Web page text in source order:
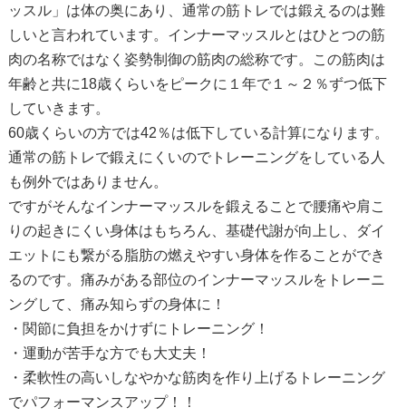
ッスル」は体の奥にあり、通常の筋トレでは鍛えるのは難
しいと言われています。インナーマッスルとはひとつの筋
肉の名称ではなく姿勢制御の筋肉の総称です。この筋肉は
年齢と共に18歳くらいをピークに１年で１～２％ずつ低下
していきます。
60歳くらいの方では42％は低下している計算になります。
通常の筋トレで鍛えにくいのでトレーニングをしている人
も例外ではありません。
ですがそんなインナーマッスルを鍛えることで腰痛や肩こ
りの起きにくい身体はもちろん、基礎代謝が向上し、ダイ
エットにも繋がる脂肪の燃えやすい身体を作ることができ
るのです。痛みがある部位のインナーマッスルをトレーニ
ングして、痛み知らずの身体に！
・関節に負担をかけずにトレーニング！
・運動が苦手な方でも大丈夫！
・柔軟性の高いしなやかな筋肉を作り上げるトレーニング
でパフォーマンスアップ！！